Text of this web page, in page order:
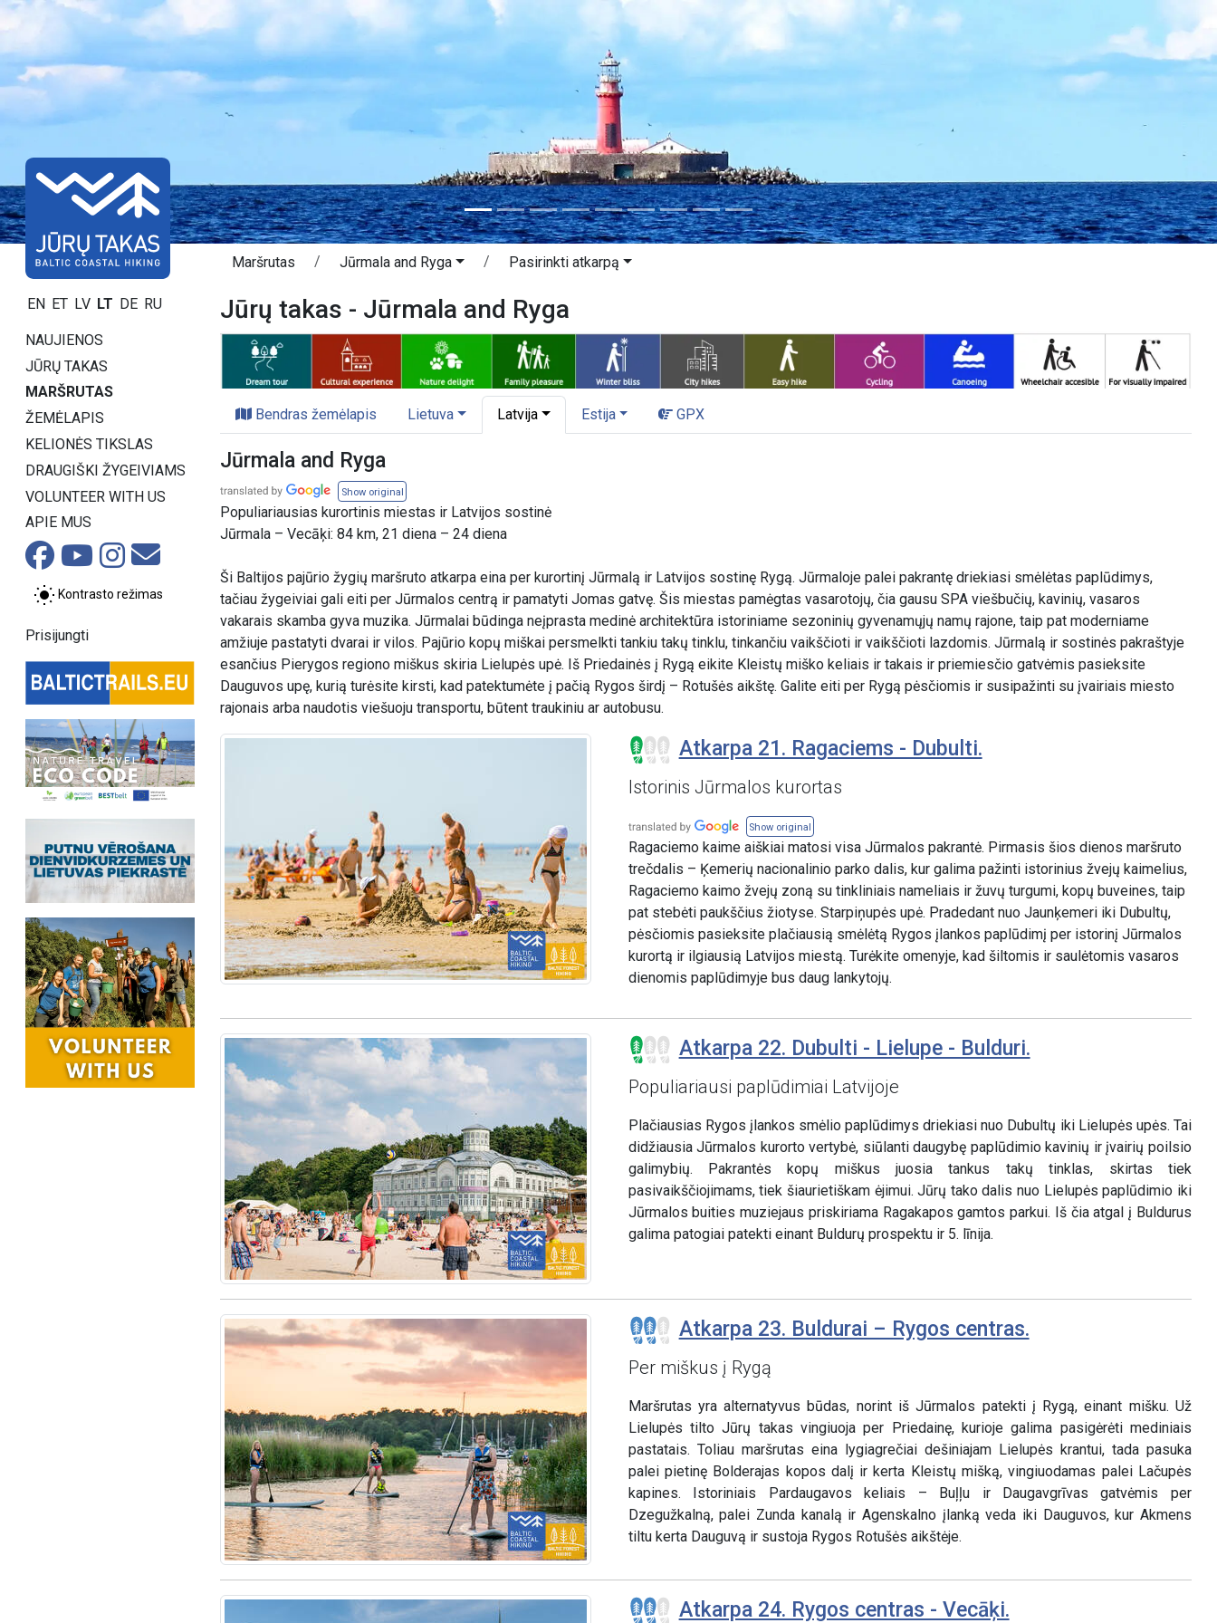
EN ET LV LT DE RU
NAUJIENOS
JŪRŲ TAKAS
MARŠRUTAS
ŽEMĖLAPIS
KELIONĖS TIKSLAS
DRAUGIŠKI ŽYGEIVIAMS
VOLUNTEER WITH US
APIE MUS
Kontrasto režimas
Prisijungti
Maršrutas Jūrmala and Ryga Pasirinkti atkarpą
Jūrų takas - Jūrmala and Ryga
Bendras žemėlapis Lietuva Latvija Estija GPX
Jūrmala and Ryga
Show original
Populiariausias kurortinis miestas ir Latvijos sostinė
Jūrmala – Vecāķi: 84 km, 21 diena – 24 diena
Ši Baltijos pajūrio žygių maršruto atkarpa eina per kurortinį Jūrmalą ir Latvijos sostinę Rygą. Jūrmaloje palei pakrantę driekiasi smėlėtas paplūdimys,
tačiau žygeiviai gali eiti per Jūrmalos centrą ir pamatyti Jomas gatvę. Šis miestas pamėgtas vasarotojų, čia gausu SPA viešbučių, kavinių, vasaros
vakarais skamba gyva muzika. Jūrmalai būdinga neįprasta medinė architektūra istoriniame sezoninių gyvenamųjų namų rajone, taip pat moderniame
amžiuje pastatyti dvarai ir vilos. Pajūrio kopų miškai persmelkti tankiu takų tinklu, tinkančiu vaikščioti ir vaikščioti lazdomis. Jūrmalą ir sostinės pakraštyje
esančius Pierygos regiono miškus skiria Lielupės upė. Iš Priedainės į Rygą eikite Kleistų miško keliais ir takais ir priemiesčio gatvėmis pasieksite
Dauguvos upę, kurią turėsite kirsti, kad patektumėte į pačią Rygos širdį – Rotušės aikštę. Galite eiti per Rygą pėsčiomis ir susipažinti su įvairiais miesto
rajonais arba naudotis viešuoju transportu, būtent traukiniu ar autobusu.
Atkarpa 21. Ragaciems - Dubulti.
Istorinis Jūrmalos kurortas
Show original
Ragaciemo kaime aiškiai matosi visa Jūrmalos pakrantė. Pirmasis šios dienos maršruto
trečdalis – Ķemerių nacionalinio parko dalis, kur galima pažinti istorinius žvejų kaimelius,
Ragaciemo kaimo žvejų zoną su tinkliniais nameliais ir žuvų turgumi, kopų buveines, taip
pat stebėti paukščius žiotyse. Starpiņupės upė. Pradedant nuo Jaunķemeri iki Dubultų,
pėsčiomis pasieksite plačiausią smėlėtą Rygos įlankos paplūdimį per istorinį Jūrmalos
kurortą ir ilgiausią Latvijos miestą. Turėkite omenyje, kad šiltomis ir saulėtomis vasaros
dienomis paplūdimyje bus daug lankytojų.
Atkarpa 22. Dubulti - Lielupe - Bulduri.
Populiariausi paplūdimiai Latvijoje
Plačiausias Rygos įlankos smėlio paplūdimys driekiasi nuo Dubultų iki Lielupės upės. Tai
didžiausia Jūrmalos kurorto vertybė, siūlanti daugybę paplūdimio kavinių ir įvairių poilsio
galimybių. Pakrantės kopų miškus juosia tankus takų tinklas, skirtas tiek
pasivaikščiojimams, tiek šiaurietiškam ėjimui. Jūrų tako dalis nuo Lielupės paplūdimio iki
Jūrmalos buities muziejaus priskiriama Ragakapos gamtos parkui. Iš čia atgal į Buldurus
galima patogiai patekti einant Buldurų prospektu ir 5. līnija.
Atkarpa 23. Buldurai – Rygos centras.
Per miškus į Rygą
Maršrutas yra alternatyvus būdas, norint iš Jūrmalos patekti į Rygą, einant mišku. Už
Lielupės tilto Jūrų takas vingiuoja per Priedainę, kurioje galima pasigėrėti mediniais
pastatais. Toliau maršrutas eina lygiagrečiai dešiniajam Lielupės krantui, tada pasuka
palei pietinę Bolderajas kopos dalį ir kerta Kleistų mišką, vingiuodamas palei Lačupės
kapines. Istoriniais Pardaugavos keliais – Buļļu ir Daugavgrīvas gatvėmis per
Dzegužkalną, palei Zunda kanalą ir Agenskalno įlanką veda iki Dauguvos, kur Akmens
tiltu kerta Dauguvą ir sustoja Rygos Rotušės aikštėje.
Atkarpa 24. Rygos centras - Vecāķi.